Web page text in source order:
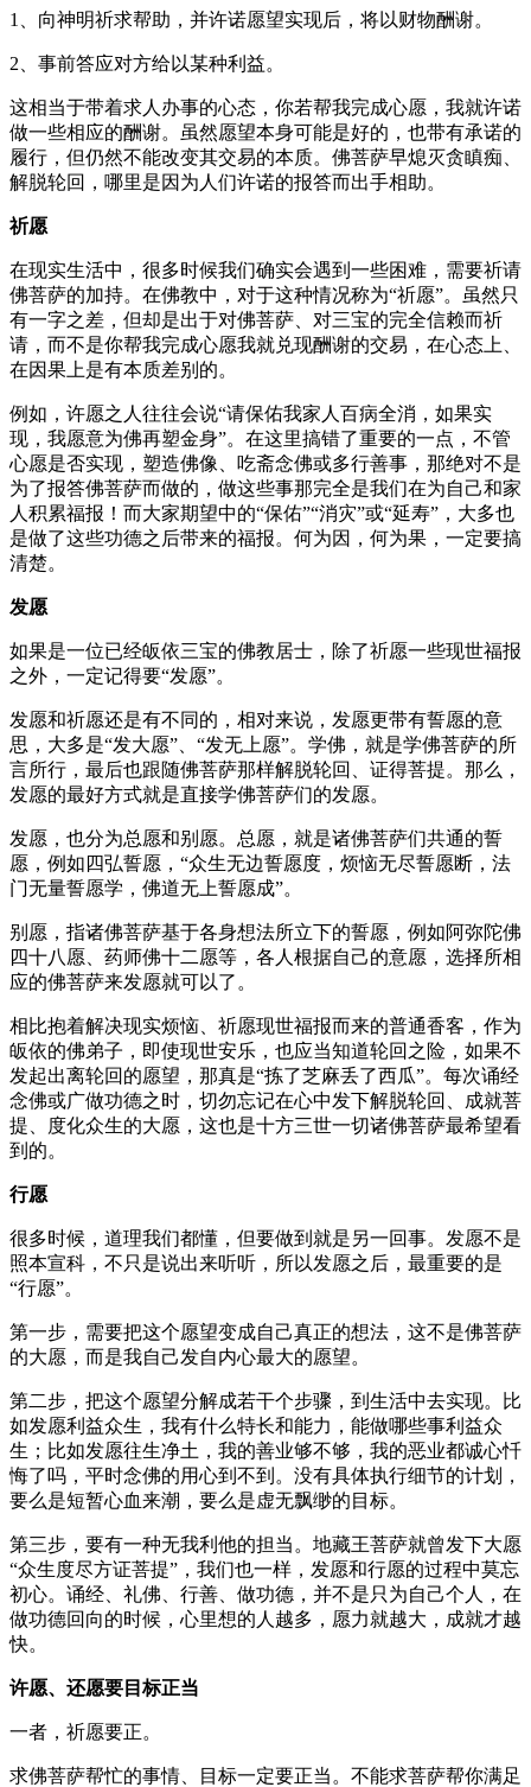
1、向神明祈求帮助，并许诺愿望实现后，将以财物酬谢。
2、事前答应对方给以某种利益。
这相当于带着求人办事的心态，你若帮我完成心愿，我就许诺
做一些相应的酬谢。虽然愿望本身可能是好的，也带有承诺的
履行，但仍然不能改变其交易的本质。佛菩萨早熄灭贪瞋痴、
解脱轮回，哪里是因为人们许诺的报答而出手相助。
祈愿
在现实生活中，很多时候我们确实会遇到一些困难，需要祈请
佛菩萨的加持。在佛教中，对于这种情况称为“祈愿”。虽然只
有一字之差，但却是出于对佛菩萨、对三宝的完全信赖而祈
请，而不是你帮我完成心愿我就兑现酬谢的交易，在心态上、
在因果上是有本质差别的。
例如，许愿之人往往会说“请保佑我家人百病全消，如果实
现，我愿意为佛再塑金身”。在这里搞错了重要的一点，不管
心愿是否实现，塑造佛像、吃斋念佛或多行善事，那绝对不是
为了报答佛菩萨而做的，做这些事那完全是我们在为自己和家
人积累福报！而大家期望中的“保佑”“消灾”或“延寿”，大多也
是做了这些功德之后带来的福报。何为因，何为果，一定要搞
清楚。
发愿
如果是一位已经皈依三宝的佛教居士，除了祈愿一些现世福报
之外，一定记得要“发愿”。
发愿和祈愿还是有不同的，相对来说，发愿更带有誓愿的意
思，大多是“发大愿”、“发无上愿”。学佛，就是学佛菩萨的所
言所行，最后也跟随佛菩萨那样解脱轮回、证得菩提。那么，
发愿的最好方式就是直接学佛菩萨们的发愿。
发愿，也分为总愿和别愿。总愿，就是诸佛菩萨们共通的誓
愿，例如四弘誓愿，“众生无边誓愿度，烦恼无尽誓愿断，法
门无量誓愿学，佛道无上誓愿成”。
别愿，指诸佛菩萨基于各身想法所立下的誓愿，例如阿弥陀佛
四十八愿、药师佛十二愿等，各人根据自己的意愿，选择所相
应的佛菩萨来发愿就可以了。
相比抱着解决现实烦恼、祈愿现世福报而来的普通香客，作为
皈依的佛弟子，即使现世安乐，也应当知道轮回之险，如果不
发起出离轮回的愿望，那真是“拣了芝麻丢了西瓜”。每次诵经
念佛或广做功德之时，切勿忘记在心中发下解脱轮回、成就菩
提、度化众生的大愿，这也是十方三世一切诸佛菩萨最希望看
到的。
行愿
很多时候，道理我们都懂，但要做到就是另一回事。发愿不是
照本宣科，不只是说出来听听，所以发愿之后，最重要的是
“行愿”。
第一步，需要把这个愿望变成自己真正的想法，这不是佛菩萨
的大愿，而是我自己发自内心最大的愿望。
第二步，把这个愿望分解成若干个步骤，到生活中去实现。比
如发愿利益众生，我有什么特长和能力，能做哪些事利益众
生；比如发愿往生净土，我的善业够不够，我的恶业都诚心忏
悔了吗，平时念佛的用心到不到。没有具体执行细节的计划，
要么是短暂心血来潮，要么是虚无飘缈的目标。
第三步，要有一种无我利他的担当。地藏王菩萨就曾发下大愿
“众生度尽方证菩提”，我们也一样，发愿和行愿的过程中莫忘
初心。诵经、礼佛、行善、做功德，并不是只为自己个人，在
做功德回向的时候，心里想的人越多，愿力就越大，成就才越
快。
许愿、还愿要目标正当
一者，祈愿要正。
求佛菩萨帮忙的事情、目标一定要正当。不能求菩萨帮你满足